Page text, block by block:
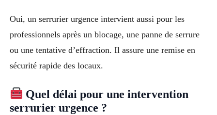
Oui, un serrurier urgence intervient aussi pour les
professionnels après un blocage, une panne de serrure
ou une tentative d’effraction. Il assure une remise en
sécurité rapide des locaux.
Quel délai pour une intervention
serrurier urgence ?